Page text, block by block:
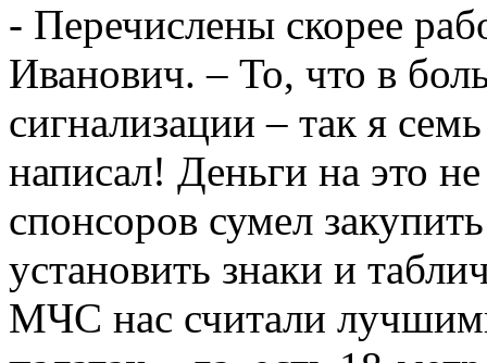
- Перечислены скорее
Иванович. – То, что в
сигнализации – так я
написал! Деньги на это
спонсоров сумел
установить знаки и
МЧС нас считали